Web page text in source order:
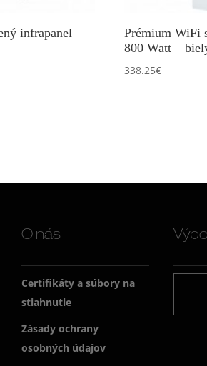
infrapanel
Prémium WiFi
800 Watt –
338.25€
O nás
Certifikáty a súbory na
stiahnutie
Zásady ochrany
osobných údajov